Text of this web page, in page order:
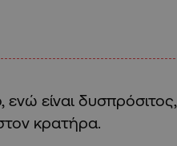
είναι δυσπρόσιτος,
κρατήρα.